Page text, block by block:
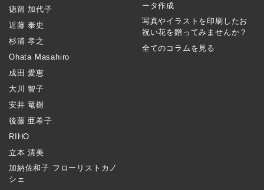
徳留 加代子
近藤 泰史
杉浦 孝之
Ohata Masahiro
成田 愛恵
大川 智子
安井 竜樹
後藤 亜希子
RIHO
立本 清美
加納佐和子 フローリストカノ
シェ
ータ作成
写真やイラストを印刷したお
祝い花を贈ってみませんか？
全てのコラムを見る